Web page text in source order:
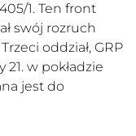
1. Ten front
swój rozruch
oddział, GRP
21. w pokładzie
jest do